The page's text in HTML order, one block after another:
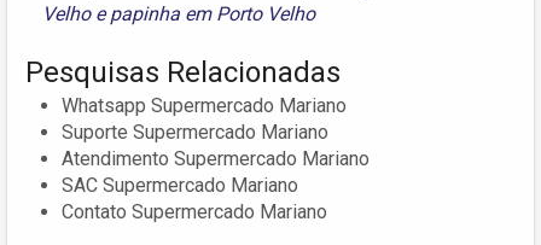
Velhoepapinha em Porto Velho
Pesquisas Relacionadas
Whatsapp Supermercado Mariano
Suporte Supermercado Mariano
Atendimento Supermercado Mariano
SAC Supermercado Mariano
Contato Supermercado Mariano